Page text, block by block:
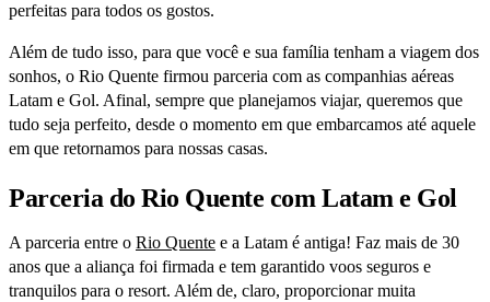
perfeitas para todos os gostos.
Além de tudo isso, para que você e sua família tenham a viagem dos
sonhos, o Rio Quente firmou parceria com as companhias aéreas
Latam e Gol. Afinal, sempre que planejamos viajar, queremos que
tudo seja perfeito, desde o momento em que embarcamos até aquele
em que retornamos para nossas casas.
Parceria do Rio Quente com Latam e Gol
A parceria entre o Rio Quente e a Latam é antiga! Faz mais de 30
anos que a aliança foi firmada e tem garantido voos seguros e
tranquilos para o resort. Além de, claro, proporcionar muita